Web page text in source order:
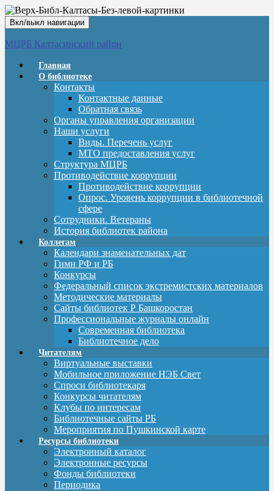
Вкл/выкл навигации
МЦРБ Калтасинский район
Главная
О библиотеке
Контакты
Контактные данные
Обратная связь
Органы управления организации
Наши услуги
Виды. Перечень услуг
МТО предоставления услуг
Структура МЦРБ
Противодействие коррупции
Противодействие коррупции
Опрос. Уровень коррупции в библиотечной
сфере
Сотрудники. Ветераны
История библиотек района
Коллегам
Календари знаменательных дат
Гимн РФ и РБ
Конкурсы
Федеральный список экстремистских материалов
Методические материалы
Сайты библиотек Р Башкоростан
Профессиональные журналы онлайн
Современная библиотека
Библиотечное дело
Читателям
Виртуальные выставки
Мобильное приложение НЭБ Свет
Спроси библиотекаря
Конкурсы читателям
Клубы по интересам
Библиотечные сайты РБ
Мероприятия по Пушкинской карте
Ресурсы библиотеки
Электронный каталог
Электронные ресурсы
Фонды библиотеки
Периодика